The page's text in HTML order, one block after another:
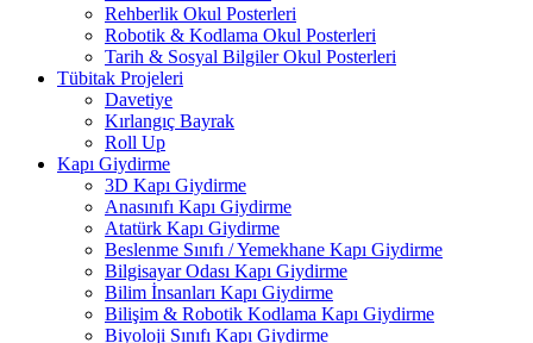
Rehberlik Okul Posterleri
Robotik & Kodlama Okul Posterleri
Tarih & Sosyal Bilgiler Okul Posterleri
Tübitak Projeleri
Davetiye
Kırlangıç Bayrak
Roll Up
Kapı Giydirme
3D Kapı Giydirme
Anasınıfı Kapı Giydirme
Atatürk Kapı Giydirme
Beslenme Sınıfı / Yemekhane Kapı Giydirme
Bilgisayar Odası Kapı Giydirme
Bilim İnsanları Kapı Giydirme
Bilişim & Robotik Kodlama Kapı Giydirme
Biyoloji Sınıfı Kapı Giydirme